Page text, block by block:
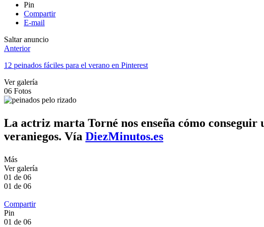
Pin
Compartir
E-mail
Saltar anuncio
Anterior
12 peinados fáciles para el verano en Pinterest
Ver galería
06 Fotos
La actriz marta Torné nos enseña cómo conseguir
veraniegos. Vía DiezMinutos.es
Más
Ver galería
01 de 06
01 de 06
Compartir
Pin
01 de 06